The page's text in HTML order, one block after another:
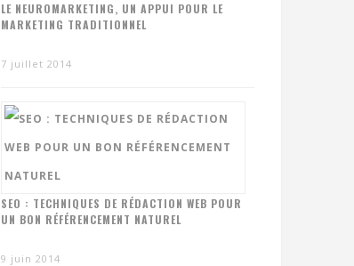
LE NEUROMARKETING, UN APPUI POUR LE
MARKETING TRADITIONNEL
7 juillet 2014
SEO : TECHNIQUES DE RÉDACTION WEB POUR
UN BON RÉFÉRENCEMENT NATUREL
9 juin 2014